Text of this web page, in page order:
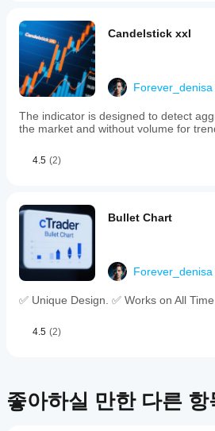
different
sound
files
and
can
be
enabled
disabled
individually.
indicator
zone
adjustments
and
updates
support/resistance
when
change,
if
time
frame
selection
Candelstick xxl
Forever_denisa
The indicator is designed to detect
the market and without volume for
4.5 (2)
Bullet Chart
Forever_denisa
✅ Unique Design. ✅ Works on All
4.5 (2)
좋아하실 만한 다른 항